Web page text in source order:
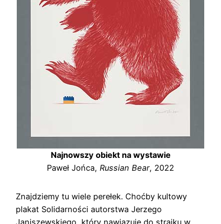
Najnowszy obiekt na wystawie
Paweł Jońca, Russian Bear, 2022
Znajdziemy tu wiele perełek. Choćby kultowy
plakat Solidarności autorstwa Jerzego